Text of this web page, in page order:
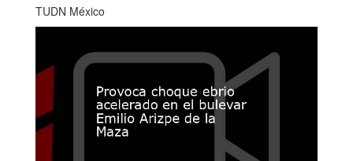
TUDN México